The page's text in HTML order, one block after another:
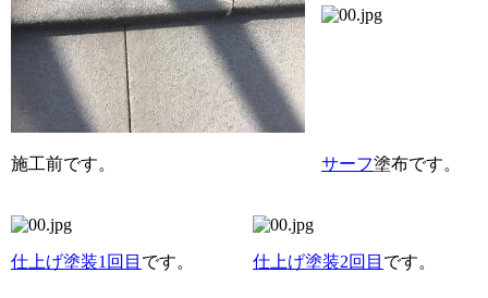
施工前です。 サーフ塗布です。
仕上げ塗装1回目 です。 仕上げ塗装2回目 です。